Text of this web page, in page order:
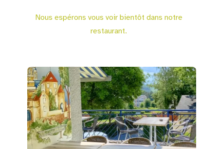
Nous espérons vous voir bientôt dans notre
restaurant.